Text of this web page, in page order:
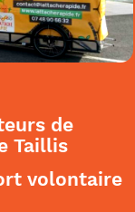
de
Taillis
volontaire